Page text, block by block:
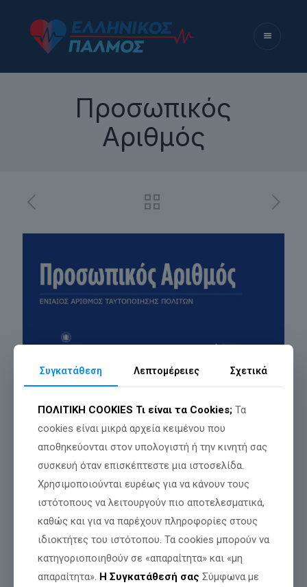
Προσωπικός
Αριθμός
Από το ΜΑΙΕΥΤΗΡΙΟ εώς το ΚΟΙΜΗΤΗΡΙΟ και 20 χρόνια μετά…
ΠΡΟΣΩΠΙΚΟΣ ΑΡΙΘΜΟΣ
Είναι ένα PIN ζωής και θανάτου, από το μαιευτήριο μέχρι το
κοιμητήριο.
Από την πρώτη ανάσα ως την τελευταία στιγμή και 20 χρόνια
μετά, θα σε ακολουθεί, θα σε φακελώνει, θα σε δένει
📷 Ό,τι δεν κατάφεραν με τα εμβόλια, το επιχειρούν τώρα με
τον προσωπικό αριθμό.
📷 Ό,τι απέτυχαν να περάσουν με την κάρτα του πολίτη, το
φέρνουν από την πίσω πόρτα.
Συγκατάθεση Λεπτομέρειες Σχετικά
ΠΟΛΙΤΙΚΗ COOKIES Τι είναι τα Cookies; Τα
cookies είναι μικρά αρχεία κειμένου που
αποθηκεύονται στον υπολογιστή ή την κινητή σας
συσκευή όταν επισκέπτεστε μια ιστοσελίδα.
Χρησιμοποιούνται ευρέως για να κάνουν τους
ιστότοπους να λειτουργούν πιο αποτελεσματικά,
καθώς και για να παρέχουν πληροφορίες στους
ιδιοκτήτες του ιστότοπου. Τα cookies μπορούν να
κατηγοριοποιηθούν σε «απαραίτητα» και «μη
απαραίτητα». Η Συγκατάθεσή σας Σύμφωνα με